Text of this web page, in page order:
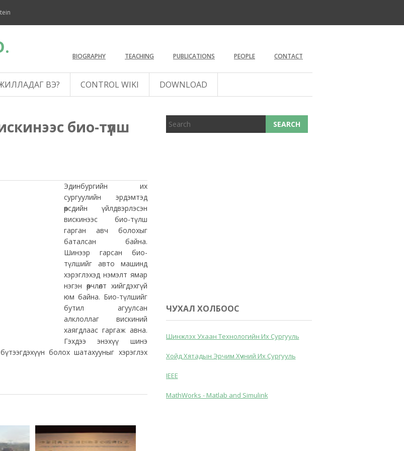
BIOGRAPHY TEACHING PUBLICATIONS PEOPLE CONTACT
ВЭ? CONTROL WIKI DOWNLOAD
био-түлш
Эдинбургийн их
сургуулийн эрдэмтэд
өөрсдийн үйлдвэрлэсэн
вискинээс био-түлш
гарган авч болохыг
баталсан байна.
Шинээр гарсан био-
түлшийг авто машинд
хэрэглэхэд нэмэлт ямар
нэгэн өөрчлөлт хийгдэхгүй
юм байна. Био-түлшийг
бутил агуулсан
алклоллаг вискиний
хаягдлаас гаргаж авна.
Гэхдээ энэхүү шинэ
болох шатахууныг хэрэглэх
ЧУХАЛ ХОЛБООС
Шинжлэх Ухаан Технологийн Их Сургууль
Хойд Хятадын Эрчим Хүчний Их Сургууль
IEEE
MathWorks - Matlab and Simulink